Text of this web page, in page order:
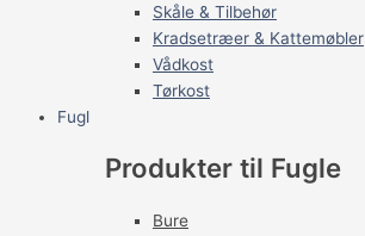
Skåle & Tilbehør
Kradsetræer & Kattemøbler
Vådkost
Tørkost
Fugl
Produkter til Fugle
Bure